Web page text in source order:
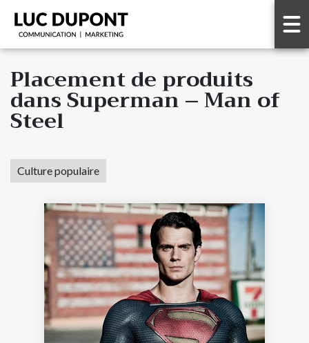
Placement de produits
dans Superman – Man of
Steel
Culture populaire